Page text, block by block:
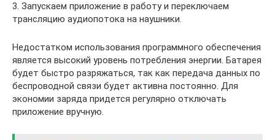
3. Запускаем приложение в работу и переключаем
трансляцию аудиопотока на наушники.
Недостатком использования программного обеспечения
является высокий уровень потребления энергии. Батарея
будет быстро разряжаться, так как передача данных по
беспроводной связи будет активна постоянно. Для
экономии заряда придется регулярно отключать
приложение вручную.